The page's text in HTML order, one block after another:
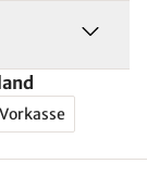
Vorkasse